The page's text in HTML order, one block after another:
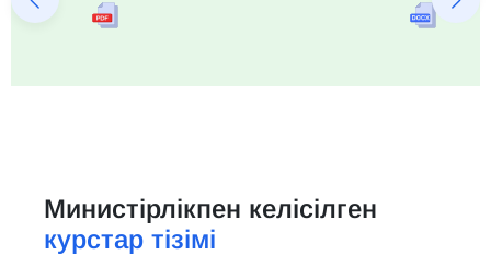
Министірлікпен келісілген
курстар тізімі